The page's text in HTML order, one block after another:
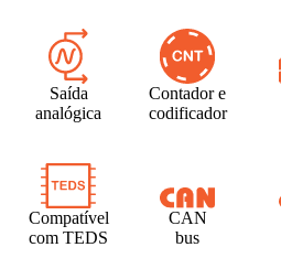
Saída
analógica
Contador e
codificador
Compatível
com TEDS
CAN
bus